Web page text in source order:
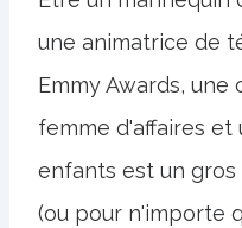
une animatrice de
Emmy Awards,
femme d'affaires et
enfants est un
(ou pour n'importe